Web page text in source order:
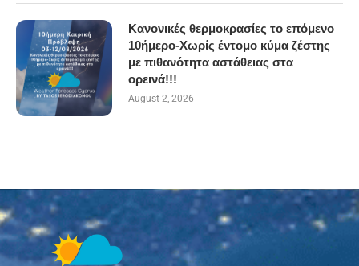
Κανονικές θερμοκρασίες το επόμενο
10ήμερο-Χωρίς έντομο κύμα ζέστης
με πιθανότητα αστάθειας στα
ορεινά!!!
August 2, 2026